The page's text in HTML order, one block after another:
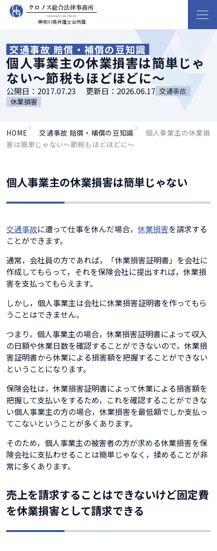
神奈川県弁護士会所属
交通事故 賠償・補償の豆知識
個人事業主の休業損害は簡単じゃ
ない～節税もほどほどに～
公開日： 2017.07.23 更新日： 2026.06.17 交通事故
休業損害
HOME 交通事故 賠償・補償の豆知識
個人事業主の休業損
害は簡単じゃない～節税もほどほどに～
個人事業主の休業損害は簡単じゃない
交通事故に遭って仕事を休んだ場合，休業損害を請求する
ことができます。
通常，会社員の方であれば，「休業損害証明書」を会社に
作成してもらって，それを保険会社に提出すれば，休業損
害を支払ってもらえます。
しかし，個人事業主は会社に休業損害証明書を作ってもら
うことはできません。
つまり，個人事業主の場合，休業損害証明書によって収入
の日額や休業日数を確認することができないので，休業損
害証明書から休業による損害額を把握することができない
ということになります。
保険会社は，休業損害証明書によって休業による損害額を
把握して支払いをするため，これを確認することができな
い個人事業主の方の場合，休業損害を最低額でしか支払っ
てこないということが多くあります。
そのため，個人事業主の被害者の方が求める休業損害を保
険会社に支払わせることは簡単じゃなく，揉めることが非
常に多くあります。
売上を請求することはできないけど固定費
を休業損害として請求できる